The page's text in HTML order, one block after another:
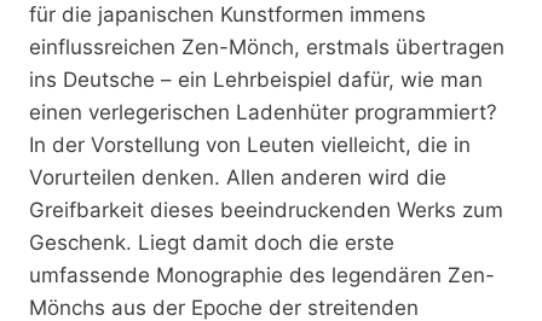
für die japanischen Kunstformen immens
einflussreichen Zen-Mönch, erstmals übertragen
ins Deutsche – ein Lehrbeispiel dafür, wie man
einen verlegerischen Ladenhüter programmiert?
In der Vorstellung von Leuten vielleicht, die in
Vorurteilen denken. Allen anderen wird die
Greifbarkeit dieses beeindruckenden Werks zum
Geschenk. Liegt damit doch die erste
umfassende Monographie des legendären Zen-
Mönchs aus der Epoche der streitenden